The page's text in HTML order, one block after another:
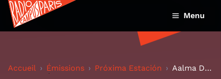
Menu
Accueil Émissions Próxima Estación Aalma Dili sur la proxima Estacion